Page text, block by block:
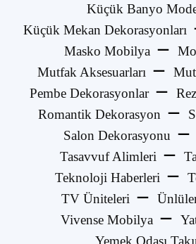
Küçük Banyo
Küçük Mekan Dekorasyonları
Masko Mobilya
Mutfak Aksesuarları
Pembe Dekorasyonlar
Romantik Dekorasyon
Salon Dekorasyonu
Tasavvuf Alimleri
Teknoloji Haberleri
TV Üniteleri
Vivense Mobilya
Yemek Odası